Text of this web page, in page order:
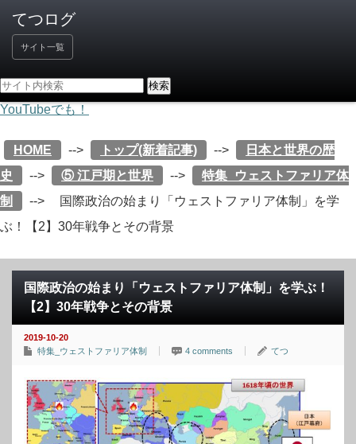
サイト一覧
YouTubeでも！
HOME --> トップ(新着記事) -->
日本と世界の歴
史
--> ⑤ 江戸期と世界 -->
特集_ウェストファリア体
制
-->
国際政治の始まり「ウェストファリア体制」を学
ぶ！【2】30年戦争とその背景
国際政治の始まり「ウェストファリア体制」を学ぶ！
【2】30年戦争とその背景
2019-10-20
特集_ウェストファリア体制
4 comments てつ